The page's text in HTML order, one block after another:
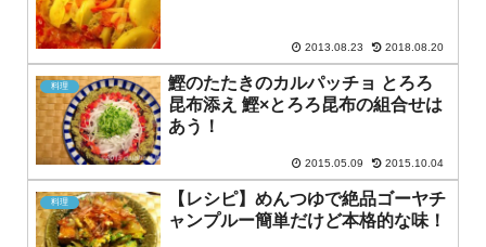
2013.08.23 2018.08.20
料理
鰹のたたきのカルパッチョ とろろ
昆布添え 鰹×とろろ昆布の組合せは
あう！
2015.05.09 2015.10.04
料理
【レシピ】めんつゆで絶品ゴーヤチ
ャンプルー簡単だけど本格的な味！